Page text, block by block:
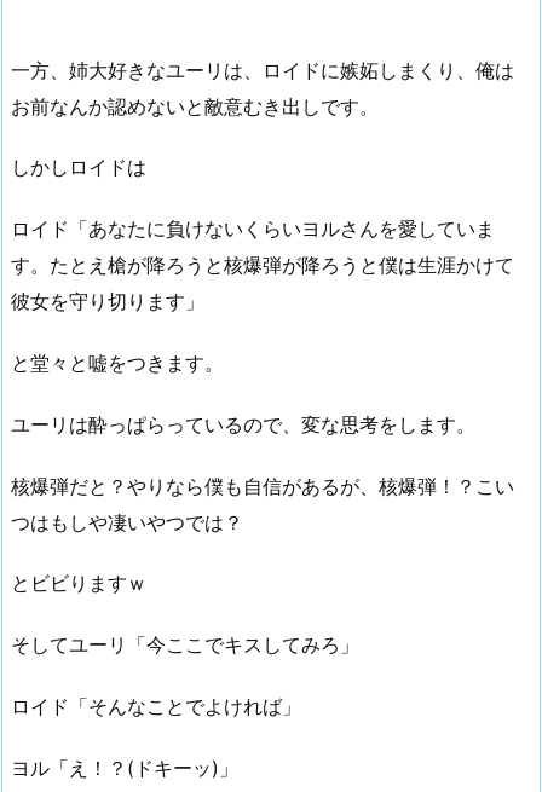
一方、姉大好きなユーリは、ロイドに嫉妬しまくり、俺は
お前なんか認めないと敵意むき出しです。
しかしロイドは
ロイド「あなたに負けないくらいヨルさんを愛していま
す。たとえ槍が降ろうと核爆弾が降ろうと僕は生涯かけて
彼女を守り切ります」
と堂々と嘘をつきます。
ユーリは酔っぱらっているので、変な思考をします。
核爆弾だと？やりなら僕も自信があるが、核爆弾！？こい
つはもしや凄いやつでは？
とビビりますｗ
そしてユーリ「今ここでキスしてみろ」
ロイド「そんなことでよければ」
ヨル「え！？(ドキーッ)」